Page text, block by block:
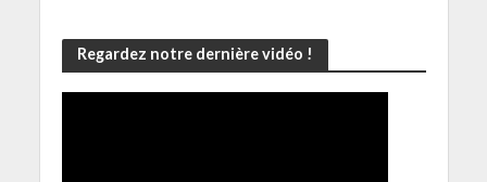
Regardez notre dernière vidéo !